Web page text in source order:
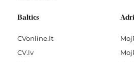
Baltics
CVonline.lt
CV.lv